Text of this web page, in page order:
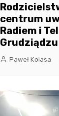
centrum
Radiem i
Grudziądzu
Paweł Kolasa